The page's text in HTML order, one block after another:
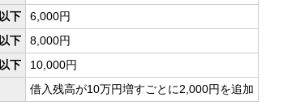
下
6,000円
下
8,000円
下
10,000円
借入残高が10万円増すごとに2,000円を追加